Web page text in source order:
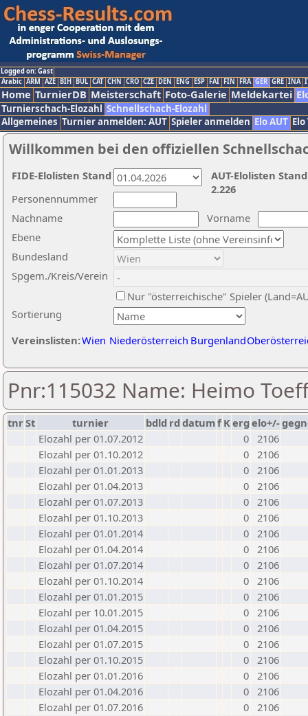
Logged on: Gast
Arabic ARM AZE BIH BUL CAT CHN CRO CZE DEN ENG ESP FAI FIN FRA GER GRE INA
Home TurnierDB Meisterschaft Foto-Galerie Meldekartei
Turnierschach-Elozahl Schnellschach-Elozahl
Allgemeines Turnier anmelden: AUT Spieler anmelden Elo AUT
Willkommen bei den offiziellen
Nachname
Vorname
Ebene
Sortierung
Personennummer
Bundesland
Spgem./Kreis/Verein
Nur "österreichische" Spieler
Vereinslisten:Wien Niederösterreich Burgenland
AUT-Elolisten
2.226
FIDE-Elolisten Stand
Pnr:115032 Name: Heimo
tnrSt turnier bdld rd datumf Kerg elo+/-
Elozahl per 01.07.2012
0 2106
Elozahl per 01.10.2012
0 2106
Elozahl per 01.01.2013
0 2106
Elozahl per 01.04.2013
0 2106
Elozahl per 01.07.2013
0 2106
Elozahl per 01.10.2013
0 2106
Elozahl per 01.01.2014
0 2106
Elozahl per 01.04.2014
0 2106
Elozahl per 01.07.2014
0 2106
Elozahl per 01.10.2014
0 2106
Elozahl per 01.01.2015
0 2106
Elozahl per 10.01.2015
0 2106
Elozahl per 01.04.2015
0 2106
Elozahl per 01.07.2015
0 2106
Elozahl per 01.10.2015
0 2106
Elozahl per 01.01.2016
0 2106
Elozahl per 01.04.2016
0 2106
Elozahl per 01.07.2016
0 2106